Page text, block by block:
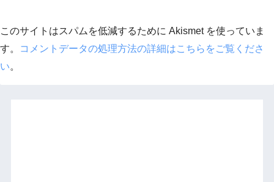
このサイトはスパムを低減するために Akismet を使っていま
す。
コメントデータの処理方法の詳細はこちらをご覧くださ
い。